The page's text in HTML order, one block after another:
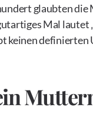
glaubten die
Mal lautet
keinen